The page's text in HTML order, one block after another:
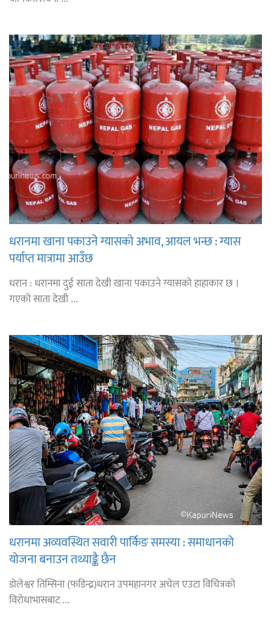
धरानमा खाना पकाउने ग्यासको अभाव, आयल भन्छ : ग्यास
पर्याप्त मात्रामा आउँछ
धरान : धरानमा दुई साता देखी खाना पकाउने ग्यासको हाहाकार छ ।
गएको साता देखी ...
धरानमा अव्यवस्थित सवारी पार्किङ समस्या : समाधानको
योजना बनाउन तथ्याङ्कै छैन
डोलेश्वर तिम्सिना (फडिन्द्र)धरान उपमहानगर अचेल एउटा विचित्रको
विरोधाभासबाट ...